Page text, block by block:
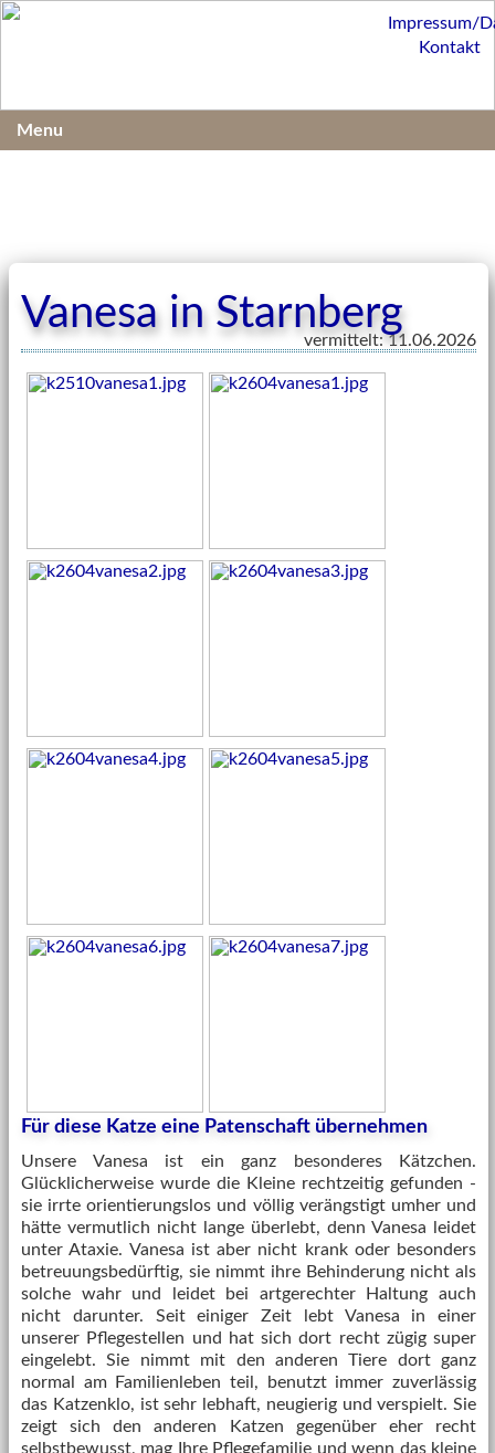
Vanesa in Starnberg
vermittelt: 11.06.2026
Für diese Katze eine Patenschaft übernehmen
Unsere Vanesa ist ein ganz besonderes Kätzchen.
Glücklicherweise wurde die Kleine rechtzeitig gefunden -
sie irrte orientierungslos und völlig verängstigt umher und
hätte vermutlich nicht lange überlebt, denn Vanesa leidet
unter Ataxie. Vanesa ist aber nicht krank oder besonders
betreuungsbedürftig, sie nimmt ihre Behinderung nicht als
solche wahr und leidet bei artgerechter Haltung auch
nicht darunter. Seit einiger Zeit lebt Vanesa in einer
unserer Pflegestellen und hat sich dort recht zügig super
eingelebt. Sie nimmt mit den anderen Tiere dort ganz
normal am Familienleben teil, benutzt immer zuverlässig
das Katzenklo, ist sehr lebhaft, neugierig und verspielt. Sie
zeigt sich den anderen Katzen gegenüber eher recht
selbstbewusst, mag Ihre Pflegefamilie und wenn das kleine
Impressum/
Kontakt
Menu